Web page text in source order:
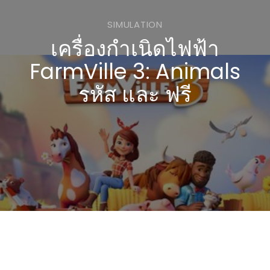
SIMULATION
เครื่องกำเนิดไฟฟ้า
FarmVille 3: Animals
รหัส และ ฟรี